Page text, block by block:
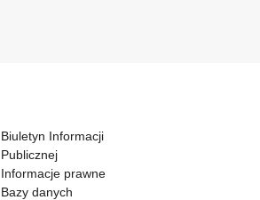
Biuletyn Informacji
Publicznej
Informacje prawne
Bazy danych